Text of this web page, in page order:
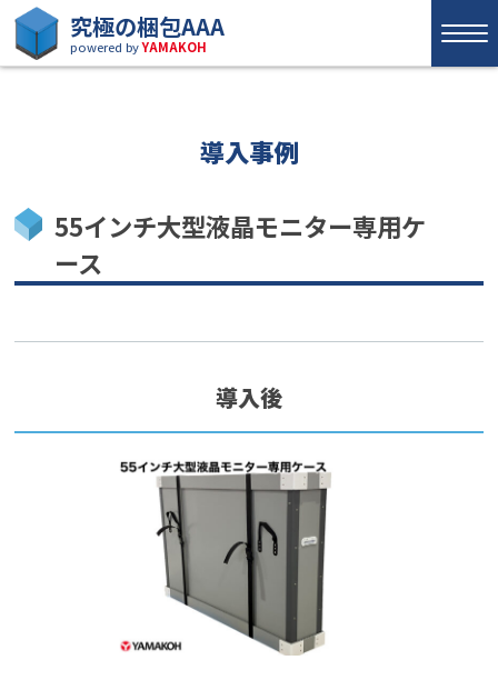
究極の梱包AAA
powered byYAMAKOH
導入事例
55インチ大型液晶モニター専用ケ
ース
導入後